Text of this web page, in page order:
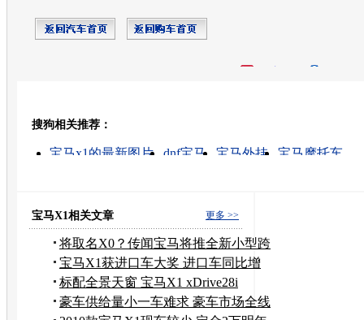
搜狗相关推荐：
宝马x1的最新图片 dnf宝马 宝马外挂
宝马摩托车
更多 >>
宝马X1相关文章
将取名X0？传闻宝马将推全新小型跨
界车
宝马X1获进口车大奖 进口车同比增
92.5%
标配全景天窗 宝马X1 xDrive28i
豪车供给量小一车难求 豪车市场全线